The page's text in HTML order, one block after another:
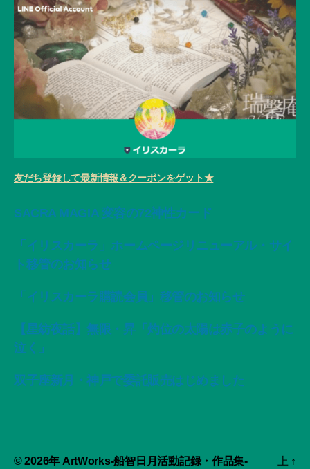
友だち登録して最新情報＆クーポンをゲット★
SACRA MAGIA 変容の72神性カード
「イリスカーラ」ホームページリニューアル・サイ
ト移管のお知らせ
「イリスカーラ購読会員」移管のお知らせ
【星紡夜話】無限・昇「灼位の太陽は赤子のように
泣く」
双子座新月・神戸で委託販売はじめました
© 2026年 ArtWorks-船智日月活動記録・作品集- 上 ↑